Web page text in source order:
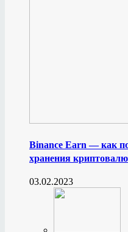
Binance Earn — как
хранения
03.02.2023